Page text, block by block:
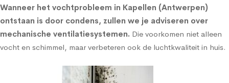
Wanneer het vochtprobleem in Kapellen (Antwerpen)
ontstaan is door condens, zullen we je adviseren over
mechanische ventilatiesystemen. Die voorkomen niet alleen
vocht en schimmel, maar verbeteren ook de luchtkwaliteit in huis.